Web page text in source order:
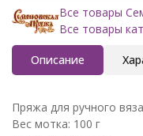
Все товары
Все товары
Описание
Пряжа для ручного
Вес мотка: 100 г